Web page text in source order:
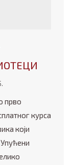
прво
курса
који